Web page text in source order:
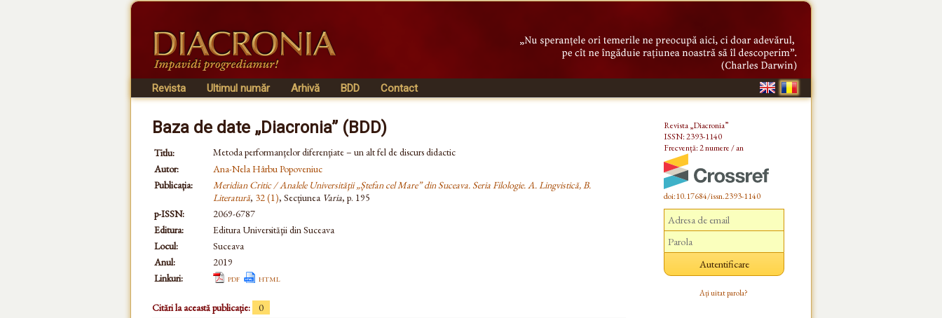
Revista Ultimul număr Arhivă BDD Contact
Baza de date „Diacronia” (BDD)
Titlu:
Metoda performanţelor diferenţiate – un alt fel de discurs didactic
Autor:
Ana-Nela Hârbu Popoveniuc
Publicația:
Meridian Critic / Analele Universităţii „Ștefan cel Mare” din Suceava. Seria Filologie. A. Lingvistică, B.
Literatură, 32 (1), Secțiunea Varia, p. 195
p-ISSN:
2069-6787
Editura:
Editura Universităţii din Suceava
Locul:
Suceava
Anul:
2019
Linkuri:
pdf html
Citări la această publicație: 0
Revista „Diacronia”
ISSN: 2393-1140
Frecvență: 2 numere / an
doi:10.17684/issn.2393-1140
Ați uitat parola?